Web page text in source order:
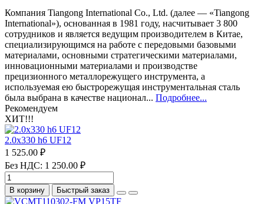
Компания Tiangong International Co., Ltd. (далее — «Tiangong
International»), основанная в 1981 году, насчитывает 3 800
сотрудников и является ведущим производителем в Китае,
специализирующимся на работе с передовыми базовыми
материалами, основными стратегическими материалами,
инновационными материалами и производстве
прецизионного металлорежущего инструмента, а
используемая ею быстрорежущая инструментальная сталь
была выбрана в качестве национал... Подробнее...
Рекомендуем
ХИТ!!!
2.0х330 h6 UF12
1 525.00 ₽
Без НДС: 1 250.00 ₽
В корзину Быстрый заказ